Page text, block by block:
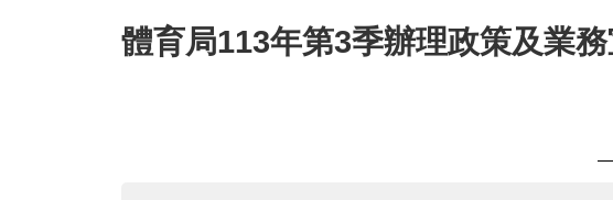
體育局113年第3季辦理政策及業